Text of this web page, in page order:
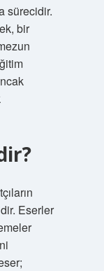
sürecidir.
bir
Eserler